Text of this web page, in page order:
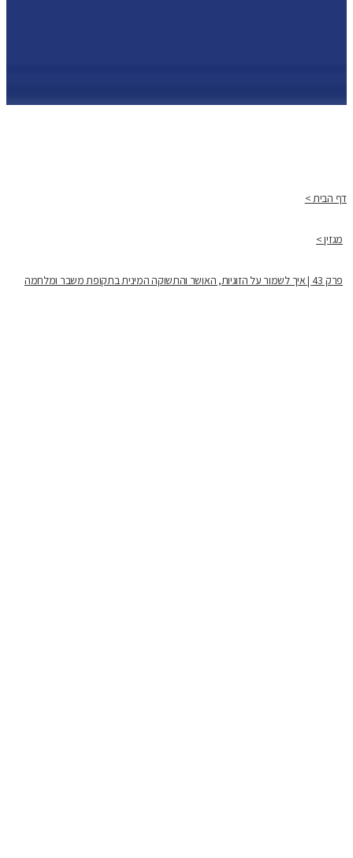
דף הבית >
מגזין >
פרק 43 | איך לשמור על הזוגיות, האושר והתשוקה המינית בתקופת משבר ומלחמה